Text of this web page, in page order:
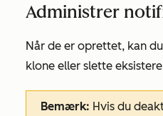
Administrer
Når de er oprettet, kan
klone eller slette
Bemærk: Hvis du